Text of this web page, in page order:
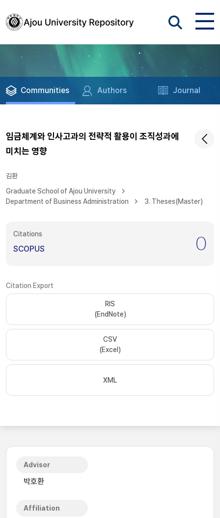
Communities Authors Journal
임금체계와 인사고과의 전략적 활용이 조직성과에
미치는 영향
김환
Graduate School of Ajou University
Department of Business Administration
3. Theses(Master)
Citations
SCOPUS 0
Citation Export
RIS
(EndNote)
CSV
(Excel)
XML
Advisor
박호환
Affiliation